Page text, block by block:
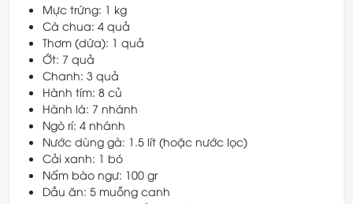
Mực trứng: 1 kg
Cà chua: 4 quả
Thơm (dứa): 1 quả
Ớt: 7 quả
Chanh: 3 quả
Hành tím: 8 củ
Hành lá: 7 nhánh
Ngò rí: 4 nhánh
Nước dùng gà: 1.5 lít (hoặc nước lọc)
Cải xanh: 1 bó
Nấm bào ngư: 100 gr
Dầu ăn: 5 muỗng canh